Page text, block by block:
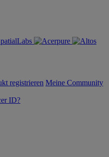
registrieren Meine Community
ID?